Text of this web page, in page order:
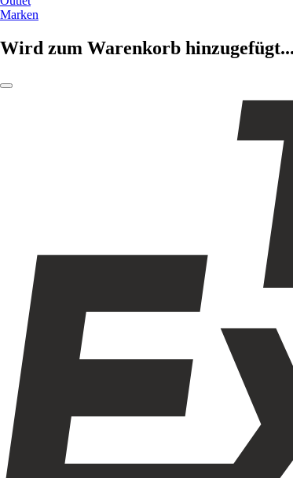
Marken
Wird zum Warenkorb hinzugefügt...